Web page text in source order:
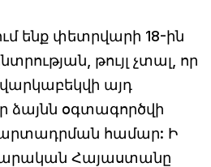
ենք փետրվարի 18-ին
թույլ չտալ, որ
այդ
ձայնն օգտագործվի
համար: Ի
Հայաստանը